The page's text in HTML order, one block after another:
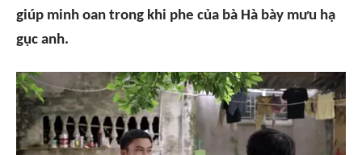
giúp minh oan trong khi phe của bà Hà bày mưu hạ
gục anh.